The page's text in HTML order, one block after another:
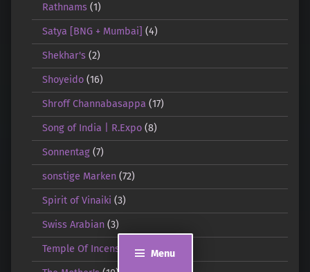
Menu
Rathnams(1)
Satya [BNG + Mumbai] (4)
Shekhar's(2)
Shoyeido(16)
Shroff Channabasappa (17)
Song of India | R.Expo(8)
Sonnentag(7)
sonstige Marken(72)
Spirit of Vinaiki (3)
Swiss Arabian(3)
Temple Of Incense
(9)